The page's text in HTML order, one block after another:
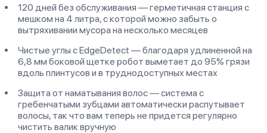
120 дней без обслуживания — герметичная станция с
мешком на 4 литра, с которой можно забыть о
вытряхивании мусора на несколько месяцев
Чистые углы с EdgeDetect — благодаря удлиненной на
6,8 мм боковой щетке робот выметает до 95% грязи
вдоль плинтусов и в труднодоступных местах
Защита от наматывания волос — система с
гребенчатыми зубцами автоматически распутывает
волосы, так что вам теперь не придется регулярно
чистить валик вручную